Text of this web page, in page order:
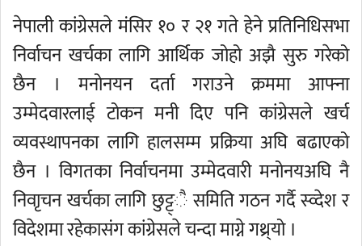
नेपाली कांग्रेसले मंसिर १० र २१ गते हेने प्रतिनिधिसभा
निर्वाचन खर्चका लागि आर्थिक जोहो अझै सुरु गरेको
छैन । मनोनयन दर्ता गराउने क्रममा आफ्ना
उम्मेदवारलाई टोकन मनी दिए पनि कांग्रेसले खर्च
व्यवस्थापनका लागि हालसम्म प्रक्रिया अघि बढाएको
छैन । विगतका निर्वाचनमा उम्मेदवारी मनोनयअघि नै
निवाृचन खर्चका लागि छुट्ट्ै समिति गठन गर्दै स्व्देश र
विदेशमा रहेकासंग कांग्रेसले चन्दा माग्ने गथ्र्यो ।